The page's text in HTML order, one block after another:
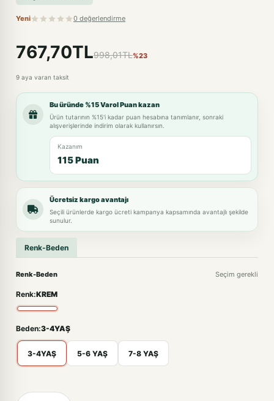
Yeni 0 değerlendirme
767,70TL998,01TL%23
9 aya varan taksit
Bu üründe %15 Varol Puan kazan
Ürün tutarının %15'i kadar puan hesabına tanımlanır, sonraki
alışverişlerinde indirim olarak kullanırsın.
Kazanım
115 Puan
Ücretsiz kargo avantajı
Seçili ürünlerde kargo ücreti kampanya kapsamında avantajlı şekilde
sunulur.
Renk-Beden
Renk-Beden Seçim gerekli
Renk:KREM
Beden:3-4YAŞ
3-4YAŞ 5-6 YAŞ 7-8 YAŞ